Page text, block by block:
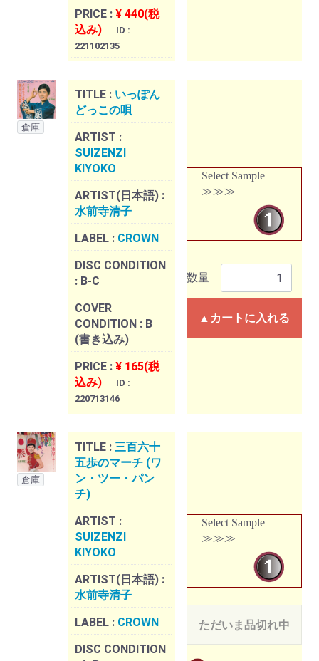
PRICE : ¥ 440(税
込み)
ID :
221102135
倉庫
TITLE : いっぽん
どっこの唄
ARTIST :
SUIZENZI
KIYOKO
ARTIST(日本語) :
水前寺清子
LABEL : CROWN
DISC CONDITION
: B-C
COVER
CONDITION : B
(書き込み)
PRICE : ¥ 165(税
込み)
ID :
220713146
Select Sample
≫≫≫
数量
▲カートに入れる
倉庫
TITLE : 三百六十
五歩のマーチ (ワ
ン・ツー・パン
チ)
ARTIST :
SUIZENZI
KIYOKO
ARTIST(日本語) :
水前寺清子
LABEL : CROWN
DISC CONDITION
Select Sample
≫≫≫
ただいま品切れ中